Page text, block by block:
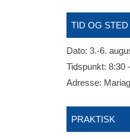
TID OG STED
Dato: 3.-6.
Tidspunkt: 8:30
Adresse:
PRAKTISK